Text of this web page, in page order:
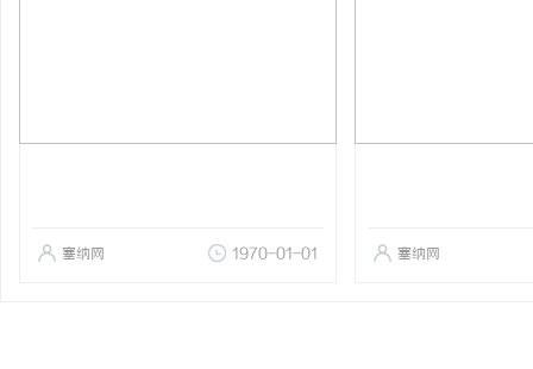
塞纳网 1970-01-01 塞纳网